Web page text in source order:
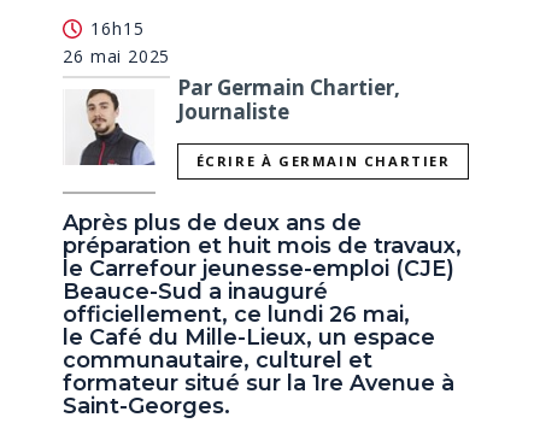
16h15
26 mai 2025
Par Germain Chartier,
Journaliste
ÉCRIRE À GERMAIN CHARTIER
Après plus de deux ans de
préparation et huit mois de travaux,
le Carrefour jeunesse-emploi (CJE)
Beauce-Sud a inauguré
officiellement, ce lundi 26 mai,
le Café du Mille-Lieux, un espace
communautaire, culturel et
formateur situé sur la 1re Avenue à
Saint-Georges.